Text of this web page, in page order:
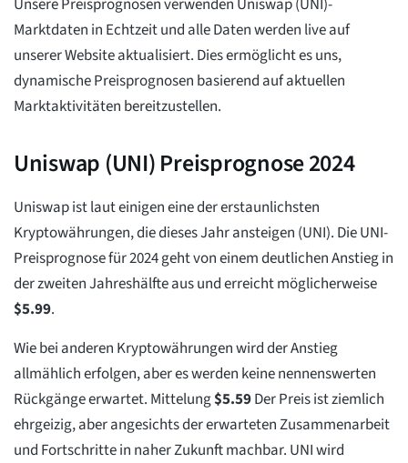
Unsere Preisprognosen verwenden Uniswap (UNI)-
Marktdaten in Echtzeit und alle Daten werden live auf
unserer Website aktualisiert. Dies ermöglicht es uns,
dynamische Preisprognosen basierend auf aktuellen
Marktaktivitäten bereitzustellen.
Uniswap (UNI) Preisprognose 2024
Uniswap ist laut einigen eine der erstaunlichsten
Kryptowährungen, die dieses Jahr ansteigen (UNI). Die UNI-
Preisprognose für 2024 geht von einem deutlichen Anstieg in
der zweiten Jahreshälfte aus und erreicht möglicherweise
$5.99.
Wie bei anderen Kryptowährungen wird der Anstieg
allmählich erfolgen, aber es werden keine nennenswerten
Rückgänge erwartet. Mittelung$5.59Der Preis ist ziemlich
ehrgeizig, aber angesichts der erwarteten Zusammenarbeit
und Fortschritte in naher Zukunft machbar. UNI wird